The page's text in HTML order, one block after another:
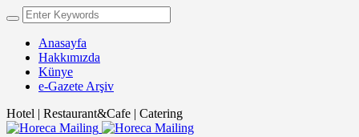
Anasayfa
Hakkımızda
Künye
e-Gazete Arşiv
Hotel | Restaurant&Cafe | Catering